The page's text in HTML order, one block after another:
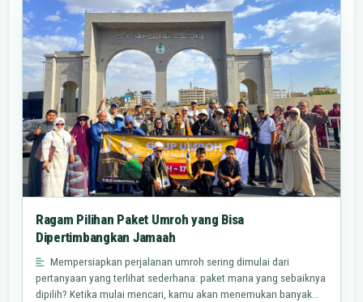
Ragam Pilihan Paket Umroh yang Bisa
Dipertimbangkan Jamaah
Mempersiapkan perjalanan umroh sering dimulai dari
pertanyaan yang terlihat sederhana: paket mana yang sebaiknya
dipilih? Ketika mulai mencari, kamu akan menemukan banyak